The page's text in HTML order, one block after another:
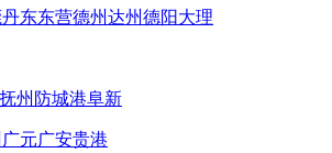
丹东东营德州达州德阳大理
抚州 防城港阜新
广元广安贵港